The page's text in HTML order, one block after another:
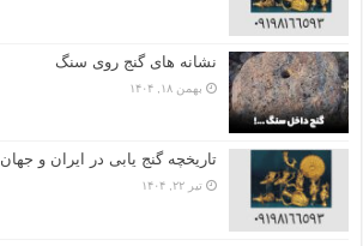
نشانه های گنج روی سنگ
بهمن ۱۸, ۱۴۰۴
تاریخچه گنج‌ یابی در ایران و جهان
تیر ۲۲, ۱۴۰۴